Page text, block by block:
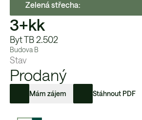
3+kk
Byt TB 2.502
Budova B
Zelená střecha:
Stav
Prodaný
Mám zájem Stáhnout PDF